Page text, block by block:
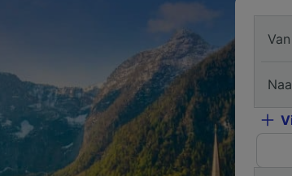
Van